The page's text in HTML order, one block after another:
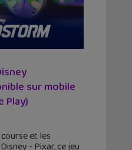
sur mobile
Play)
et les
- Pixar, ce jeu